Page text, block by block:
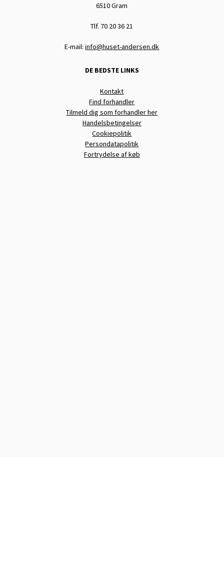
6510 Gram
Tlf. 70 20 36 21
E-mail:info@huset-andersen.dk
DE BEDSTE LINKS
Kontakt
Find forhandler
Tilmeld dig som forhandler her
Handelsbetingelser
Cookiepolitik
Persondatapolitik
Fortrydelse af køb